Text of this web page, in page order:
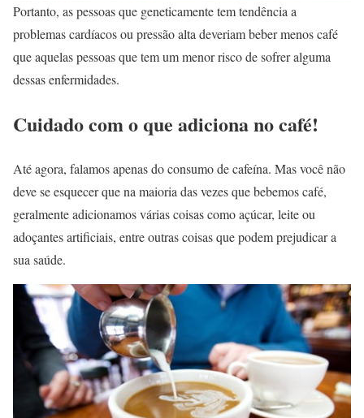
Portanto, as pessoas que geneticamente tem tendência a
problemas cardíacos ou pressão alta deveriam beber menos café
que aquelas pessoas que tem um menor risco de sofrer alguma
dessas enfermidades.
Cuidado com o que adiciona no café!
Até agora, falamos apenas do consumo de cafeína. Mas você não
deve se esquecer que na maioria das vezes que bebemos café,
geralmente adicionamos várias coisas como açúcar, leite ou
adoçantes artificiais, entre outras coisas que podem prejudicar a
sua saúde.